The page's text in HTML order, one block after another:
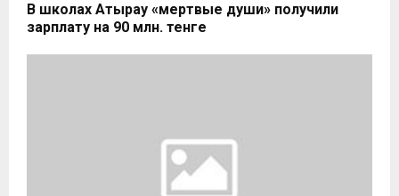
В школах Атырау «мертвые души» получили
зарплату на 90 млн. тенге